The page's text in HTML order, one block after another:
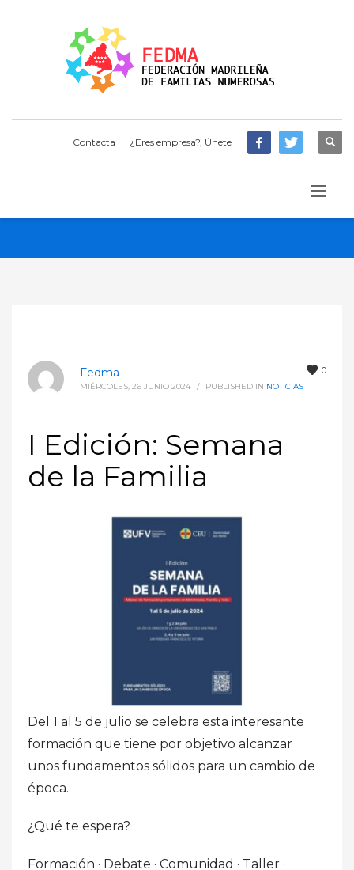
Contacta ¿Eres empresa?, Únete
0
Fedma
MIÉRCOLES, 26 JUNIO 2024 / PUBLISHED IN NOTICIAS
I Edición: Semana
de la Familia
Del 1 al 5 de julio se celebra esta interesante
formación que tiene por objetivo alcanzar
unos fundamentos sólidos para un cambio de
época.
¿Qué te espera?
Formación · Debate · Comunidad · Taller ·